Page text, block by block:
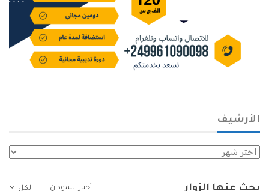
الأرشيف
الأرشيف
الكل بحث عنها الزوار أخبار السودان